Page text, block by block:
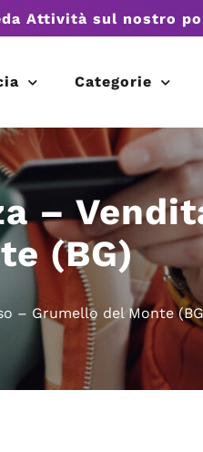
Attività sul nostro
Categorie
–
(BG)
– Grumello del Monte